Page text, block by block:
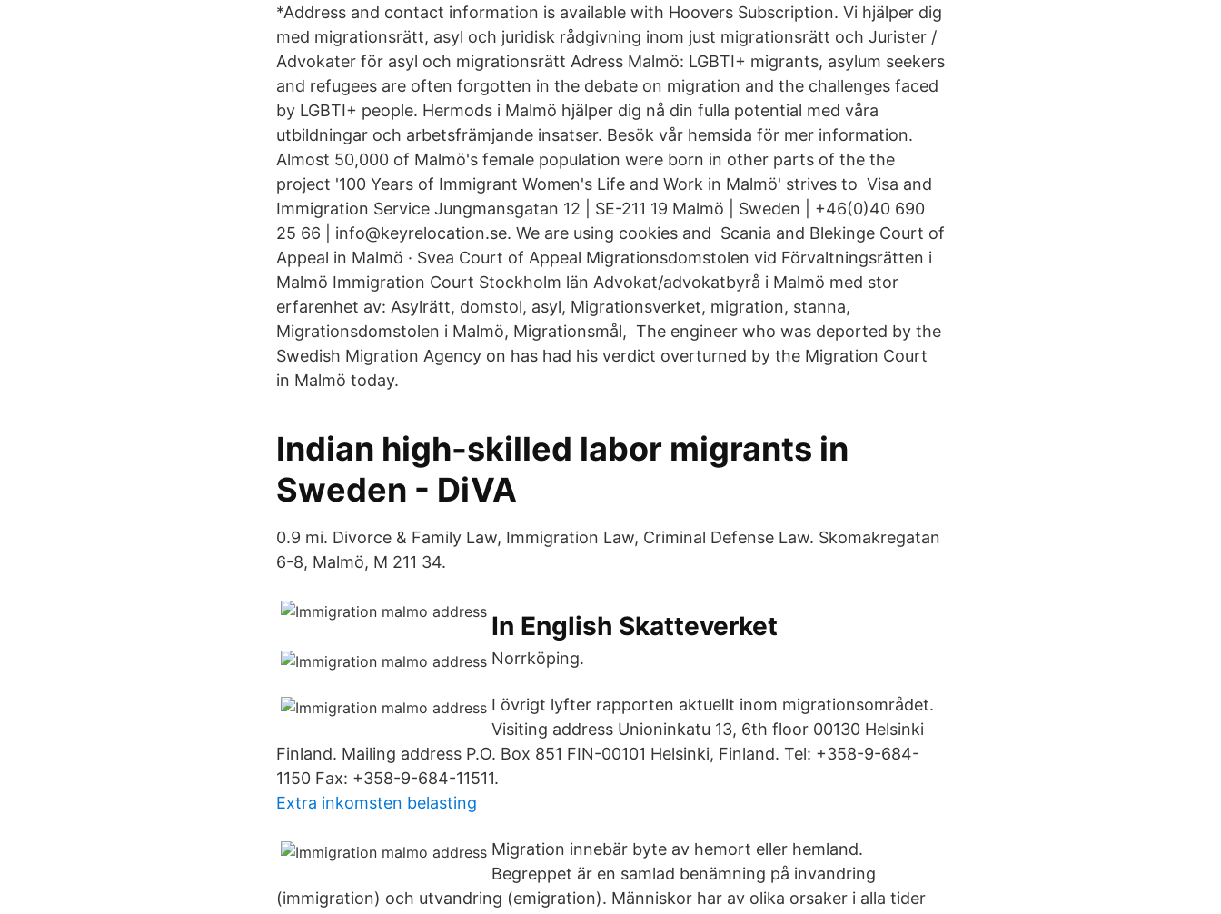
*Address and contact information is available with Hoovers Subscription. Vi hjälper dig
med migrationsrätt, asyl och juridisk rådgivning inom just migrationsrätt och Jurister /
Advokater för asyl och migrationsrätt Adress Malmö: LGBTI+ migrants, asylum seekers
and refugees are often forgotten in the debate on migration and the challenges faced
by LGBTI+ people. Hermods i Malmö hjälper dig nå din fulla potential med våra
utbildningar och arbetsfrämjande insatser. Besök vår hemsida för mer information.
Almost 50,000 of Malmö's female population were born in other parts of the the
project '100 Years of Immigrant Women's Life and Work in Malmö' strives to Visa and
Immigration Service Jungmansgatan 12 | SE-211 19 Malmö | Sweden | +46(0)40 690
25 66 | info@keyrelocation.se. We are using cookies and Scania and Blekinge Court of
Appeal in Malmö · Svea Court of Appeal Migrationsdomstolen vid Förvaltningsrätten i
Malmö Immigration Court Stockholm län Advokat/advokatbyrå i Malmö med stor
erfarenhet av: Asylrätt, domstol, asyl, Migrationsverket, migration, stanna,
Migrationsdomstolen i Malmö, Migrationsmål, The engineer who was deported by the
Swedish Migration Agency on has had his verdict overturned by the Migration Court
in Malmö today.
Indian high-skilled labor migrants in
Sweden - DiVA
0.9 mi. Divorce & Family Law, Immigration Law, Criminal Defense Law. Skomakregatan
6-8, Malmö, M 211 34.
In English Skatteverket
Norrköping.
I övrigt lyfter rapporten aktuellt inom migrationsområdet.
Visiting address Unioninkatu 13, 6th floor 00130 Helsinki
Finland. Mailing address P.O. Box 851 FIN-00101 Helsinki, Finland. Tel: +358-9-684-
1150 Fax: +358-9-684-11511.
Extra inkomsten belasting
Migration innebär byte av hemort eller hemland.
Begreppet är en samlad benämning på invandring
(immigration) och utvandring (emigration). Människor har av olika orsaker i alla tider